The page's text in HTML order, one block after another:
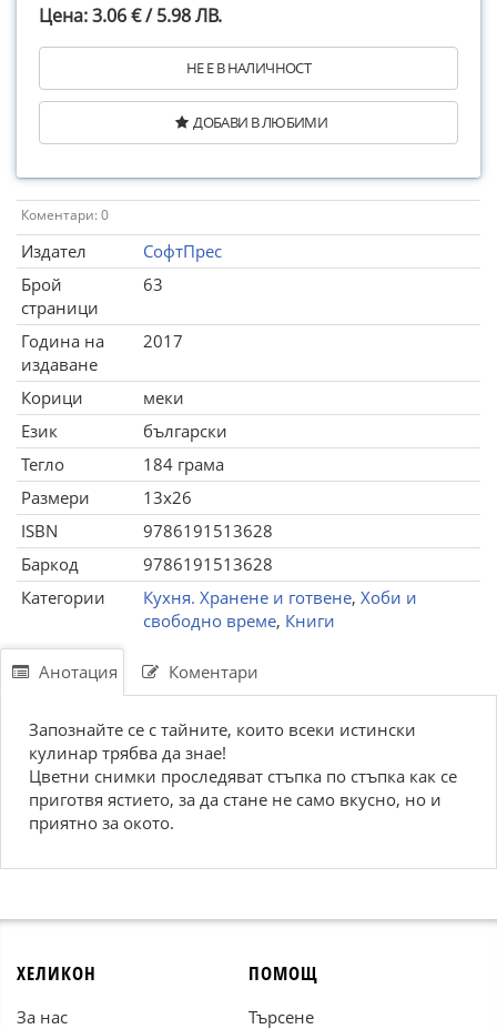
Цена: 3.06 € / 5.98 ЛВ.
НЕ Е В НАЛИЧНОСТ
ДОБАВИ В ЛЮБИМИ
Коментари: 0
Издател
СофтПрес
Брой
страници
63
Година на
издаване
2017
Корици
меки
Език
български
Тегло
184 грама
Размери
13x26
ISBN
9786191513628
Баркод
9786191513628
Категории
Кухня. Хранене и готвене, Хоби и
свободно време, Книги
Анотация Коментари
Запознайте се с тайните, които всеки истински
кулинар трябва да знае!
Цветни снимки проследяват стъпка по стъпка как се
приготвя ястието, за да стане не само вкусно, но и
приятно за окото.
ХЕЛИКОН
За нас
ПОМОЩ
Търсене